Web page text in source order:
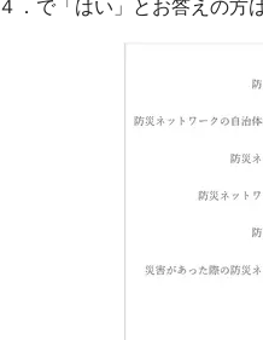
４．で「はい」とお答えの方